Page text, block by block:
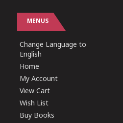
MENUS
Change Language to
English
Home
My Account
View Cart
Wish List
Buy Books